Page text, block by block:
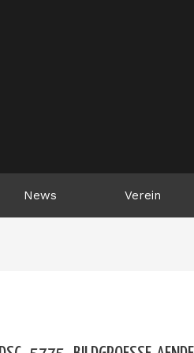
News Verein